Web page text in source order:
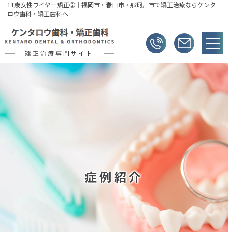
11歳女性ワイヤー矯正②｜福岡市・春日市・那珂川市で矯正治療ならケンタ
ロウ歯科・矯正歯科へ
矯正治療専門サイト
症例紹介